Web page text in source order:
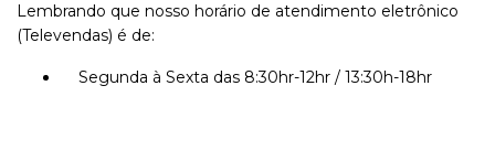
Lembrando que nosso horário de atendimento eletrônico
(Televendas) é de:
Segunda à Sexta das 8:30hr-12hr / 13:30h-18hr